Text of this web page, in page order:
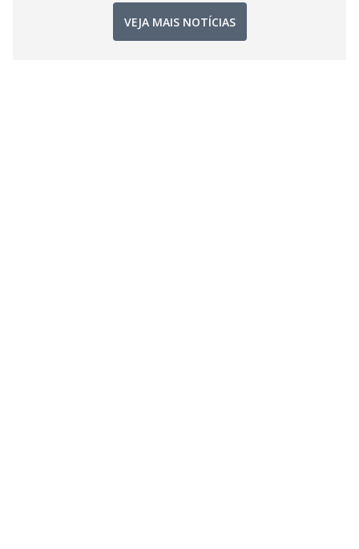
VEJA MAIS NOTÍCIAS